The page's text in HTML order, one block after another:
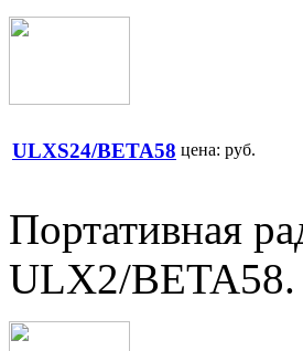
ULXS24/BETA58 цена: руб.
Портативная
ULX2/BETA58.